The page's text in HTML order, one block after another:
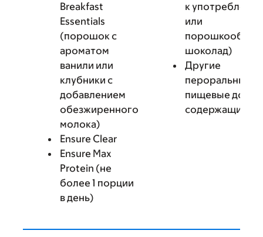
Breakfast
Essentials
(порошок с
ароматом
ванили или
клубники с
добавлением
обезжиренного
молока)
Ensure Clear
Ensure Max
Protein (не
более 1 порции
в день)
к
или
шоколад)
Другие
пероральные
пищевые
содержащие